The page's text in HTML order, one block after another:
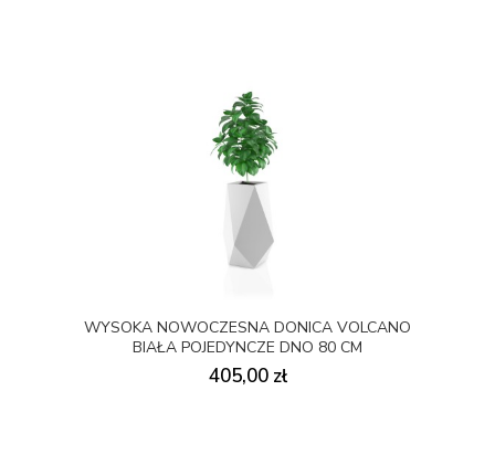
WYSOKA NOWOCZESNA DONICA VOLCANO
BIAŁA POJEDYNCZE DNO 80 CM
405,00 zł